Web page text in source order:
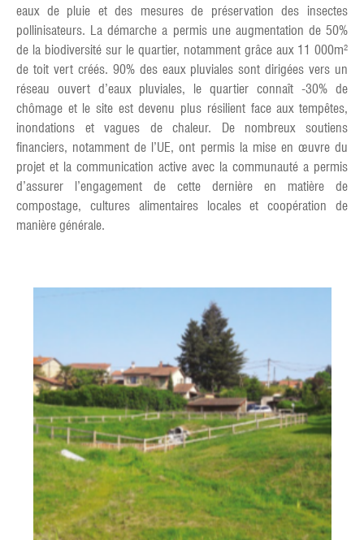
eaux de pluie et des mesures de préservation des insectes
pollinisateurs. La démarche a permis une augmentation de 50%
de la biodiversité sur le quartier, notamment grâce aux 11 000m²
de toit vert créés. 90% des eaux pluviales sont dirigées vers un
réseau ouvert d’eaux pluviales, le quartier connaît -30% de
chômage et le site est devenu plus résilient face aux tempêtes,
inondations et vagues de chaleur. De nombreux soutiens
financiers, notamment de l’UE, ont permis la mise en œuvre du
projet et la communication active avec la communauté a permis
d’assurer l’engagement de cette dernière en matière de
compostage, cultures alimentaires locales et coopération de
manière générale.